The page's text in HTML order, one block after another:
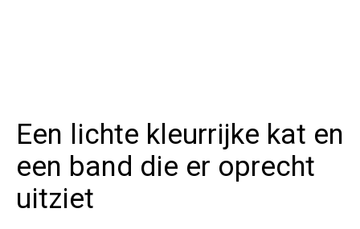
Een lichte kleurrijke kat en
een band die er oprecht
uitziet